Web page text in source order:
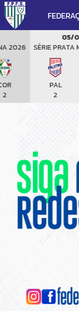
2026
05/08
SÉRIE PRATA
PAL